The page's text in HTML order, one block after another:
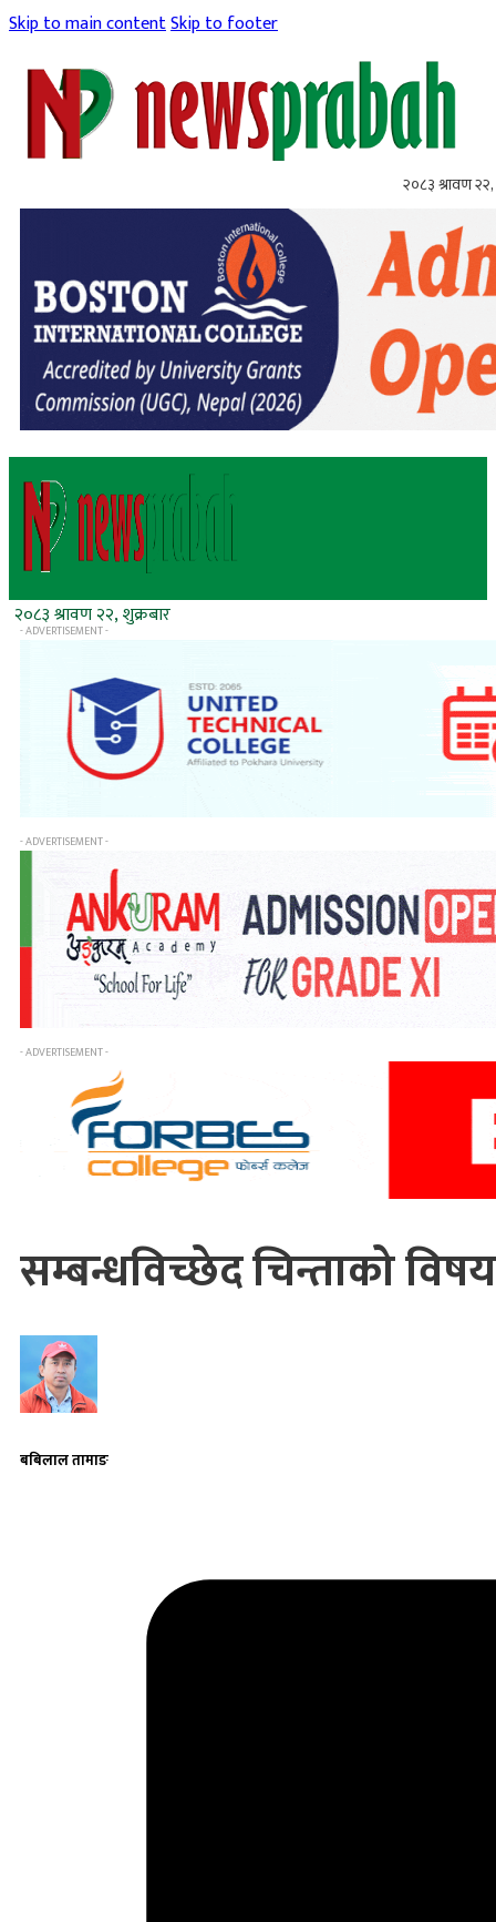
Skip to main contentSkip to footer
२०८३ श्रावण २२,
२०८३ श्रावण २२, शुक्रबार
- ADVERTISEMENT -
- ADVERTISEMENT -
- ADVERTISEMENT -
सम्बन्धविच्छेद चिन्ताको विषय
बबिलाल तामाङ